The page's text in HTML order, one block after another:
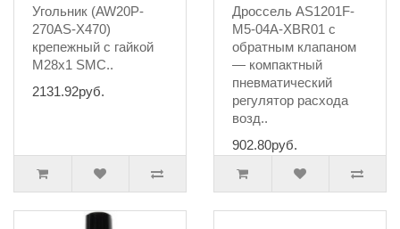
Угольник (AW20P-
270AS-X470)
крепежный с гайкой
М28х1 SMC..
2131.92руб.
Дроссель AS1201F-
M5-04A-XBR01 с
обратным клапаном
— компактный
пневматический
регулятор расхода
возд..
902.80руб.